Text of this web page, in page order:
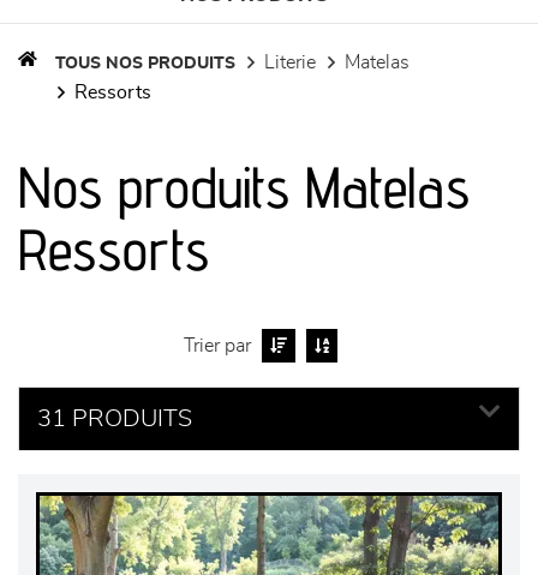
séjours
meubles de complément
literie
décoration
TOUS NOS PRODUITS literie
matelas
ressorts
Nos produits Matelas
Ressorts
Trier par
31 PRODUITS